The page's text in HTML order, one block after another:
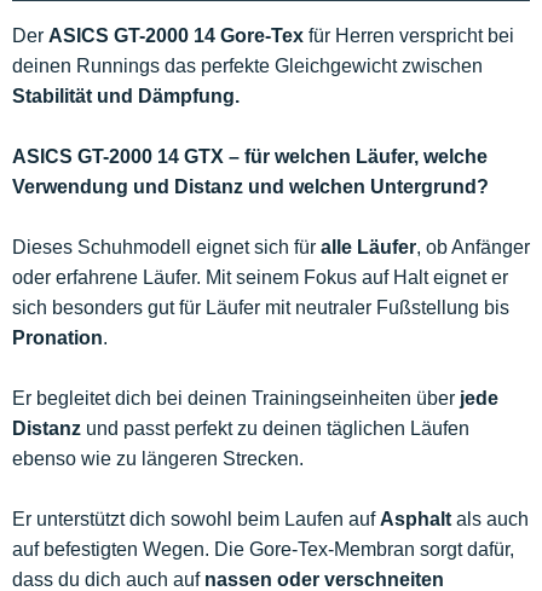
Der ASICS GT-2000 14 Gore-Tex für Herren verspricht bei
deinen Runnings das perfekte Gleichgewicht zwischen
Stabilität und Dämpfung.
ASICS GT-2000 14 GTX – für welchen Läufer, welche
Verwendung und Distanz und welchen Untergrund?
Dieses Schuhmodell eignet sich für alle Läufer, ob Anfänger
oder erfahrene Läufer. Mit seinem Fokus auf Halt eignet er
sich besonders gut für Läufer mit neutraler Fußstellung bis
Pronation.
Er begleitet dich bei deinen Trainingseinheiten über jede
Distanz und passt perfekt zu deinen täglichen Läufen
ebenso wie zu längeren Strecken.
Er unterstützt dich sowohl beim Laufen auf Asphalt als auch
auf befestigten Wegen. Die Gore-Tex-Membran sorgt dafür,
dass du dich auch auf nassen oder verschneiten